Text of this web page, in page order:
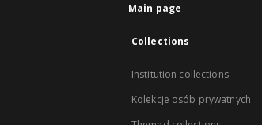
Main page
Collections
Institution collections
Kolekcje osób prywatnych